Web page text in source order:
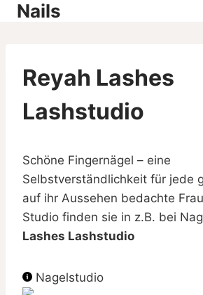
SkipNails
Reyah Lashes
Lashstudio
Schöne Fingernägel – eine
Selbstverständlichkeit für jede
auf ihr Aussehen bedachte
Studio finden sie in z.B. bei
Lashes Lashstudio
Nagelstudio